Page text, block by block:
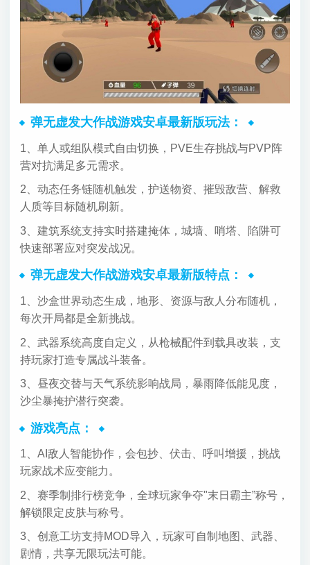
弹无虚发大作战游戏安卓最新版玩法：
1、单人或组队模式自由切换，PVE生存挑战与PVP阵
营对抗满足多元需求。
2、动态任务链随机触发，护送物资、摧毁敌营、解救
人质等目标随机刷新。
3、建筑系统支持实时搭建掩体，城墙、哨塔、陷阱可
快速部署应对突发战况。
弹无虚发大作战游戏安卓最新版特点：
1、沙盒世界动态生成，地形、资源与敌人分布随机，
每次开局都是全新挑战。
2、武器系统高度自定义，从枪械配件到载具改装，支
持玩家打造专属战斗装备。
3、昼夜交替与天气系统影响战局，暴雨降低能见度，
沙尘暴掩护潜行突袭。
游戏亮点：
1、AI敌人智能协作，会包抄、伏击、呼叫增援，挑战
玩家战术应变能力。
2、赛季制排行榜竞争，全球玩家争夺"末日霸主”称号，
解锁限定皮肤与称号。
3、创意工坊支持MOD导入，玩家可自制地图、武器、
剧情，共享无限玩法可能。